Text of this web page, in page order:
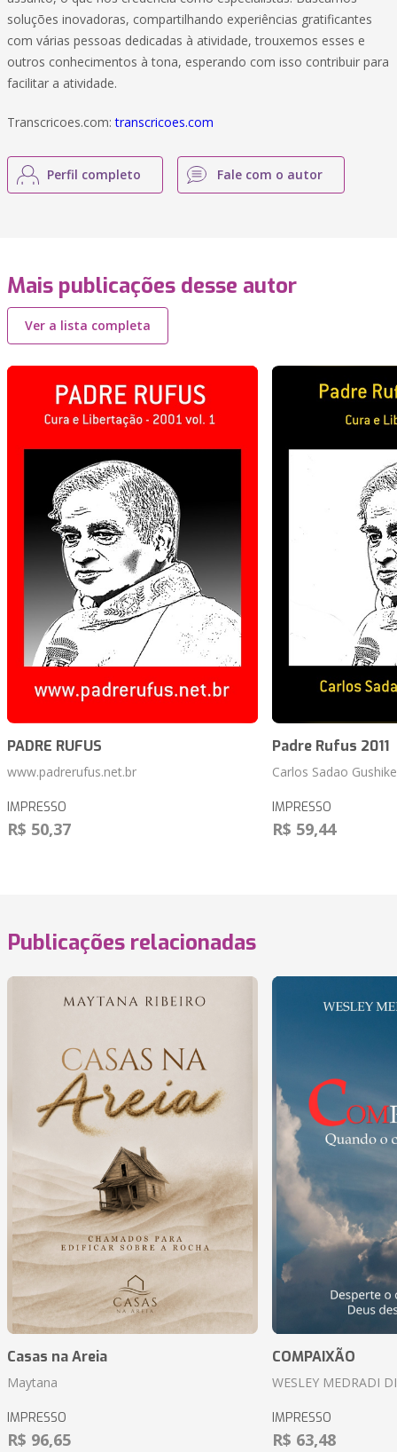
soluções inovadoras, compartilhando experiências gratificantes
com várias pessoas dedicadas à atividade, trouxemos esses e
outros conhecimentos à tona, esperando com isso contribuir para
facilitar a atividade.
Transcricoes.com:transcricoes.com
Perfil completo Fale com o autor
Mais publicações desse autor
Ver a lista completa
PADRE RUFUS
www.padrerufus.net.br
IMPRESSO
R$ 50,37
Padre Rufus 2011
Carlos Sadao
IMPRESSO
R$ 59,44
Publicações relacionadas
Casas na Areia
Maytana
IMPRESSO
R$ 96,65
COMPAIXÃO
WESLEY MEDRADI
IMPRESSO
R$ 63,48